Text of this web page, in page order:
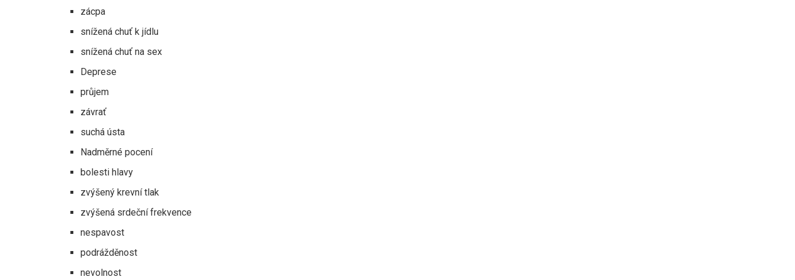
zácpa
snížená chuť k jídlu
snížená chuť na sex
Deprese
průjem
závrať
suchá ústa
Nadměrné pocení
bolesti hlavy
zvýšený krevní tlak
zvýšená srdeční frekvence
nespavost
podrážděnost
nevolnost